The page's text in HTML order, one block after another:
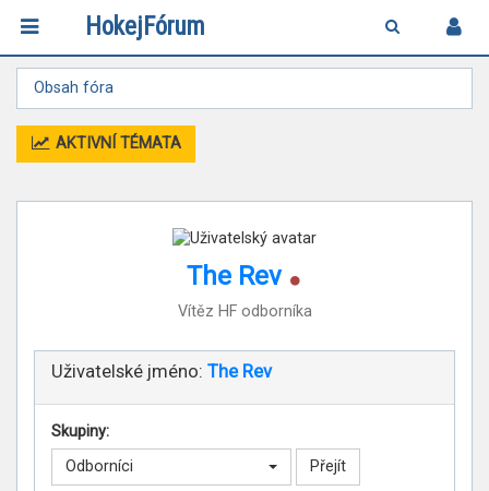
HokejFórum
Obsah fóra
AKTIVNÍ TÉMATA
The Rev
Vítěz HF odborníka
Uživatelské jméno: The Rev
Skupiny:
Odborníci